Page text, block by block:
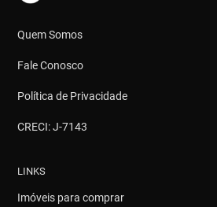
Quem Somos
Fale Conosco
Política de Privacidade
CRECI: J-7143
LINKS
Imóveis para comprar